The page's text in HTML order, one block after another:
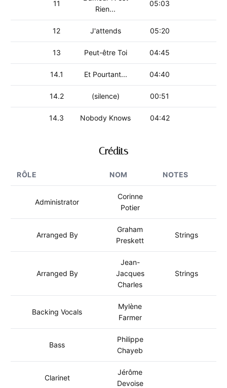
11
Rien...
05:03
12 J'attends 05:20
13 Peut-être Toi 04:45
14.1 Et Pourtant... 04:40
14.2 (silence) 00:51
14.3 Nobody Knows 04:42
Crédits
RÔLE NOM NOTES
Administrator
Corinne
Potier
Arranged By
Graham
Preskett
Strings
Arranged By
Jean-
Jacques
Charles
Strings
Backing Vocals
Mylène
Farmer
Bass
Philippe
Chayeb
Clarinet
Jérôme
Devoise